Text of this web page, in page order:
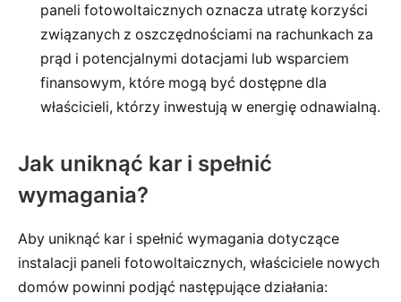
paneli fotowoltaicznych oznacza utratę korzyści
związanych z oszczędnościami na rachunkach za
prąd i potencjalnymi dotacjami lub wsparciem
finansowym, które mogą być dostępne dla
właścicieli, którzy inwestują w energię odnawialną.
Jak uniknąć kar i spełnić
wymagania?
Aby uniknąć kar i spełnić wymagania dotyczące
instalacji paneli fotowoltaicznych, właściciele nowych
domów powinni podjąć następujące działania: